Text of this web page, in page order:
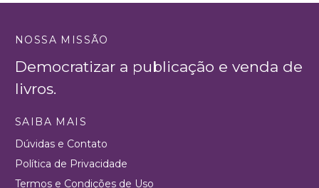
NOSSA MISSÃO
Democratizar a publicação e venda de
livros.
SAIBA MAIS
Dúvidas e Contato
Política de Privacidade
Termos e Condições de Uso